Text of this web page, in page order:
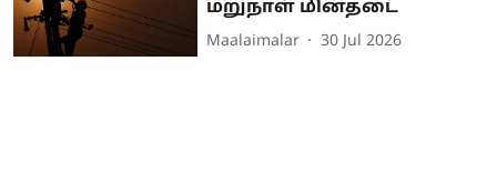
மறுநாள் மின்தடை
Maalaimalar 30 Jul 2026